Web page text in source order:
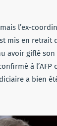
l’ex-
mis en retrait
avoir giflé son
à l’AFP
a bien